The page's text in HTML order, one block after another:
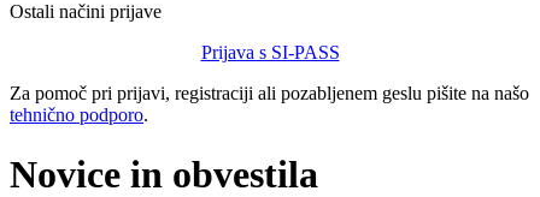
Ostali načini prijave
Prijava s SI-PASS
Za pomoč pri prijavi, registraciji ali pozabljenem geslu pišite na našo
tehnično podporo.
Novice in obvestila